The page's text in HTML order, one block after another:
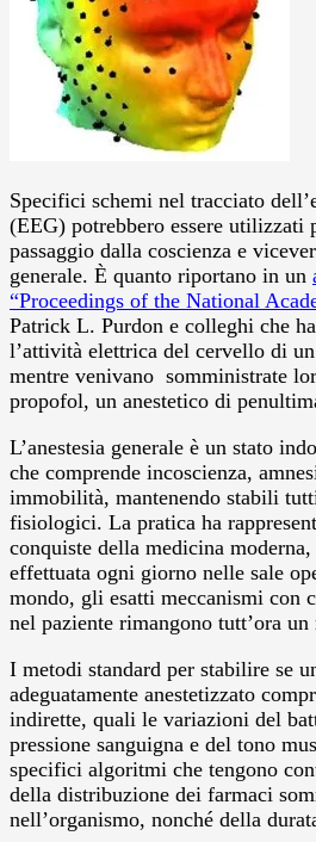
Specifici schemi nel tracciato
(EEG) potrebbero essere utilizzati
passaggio dalla coscienza e
generale. È quanto riportano in un
“Proceedings of the National
Patrick L. Purdon e colleghi che
l’attività elettrica del cervello di
mentre venivano somministrate
propofol, un anestetico di
L’anestesia generale è un stato
che comprende incoscienza,
immobilità, mantenendo stabili
fisiologici. La pratica ha
conquiste della medicina moderna,
effettuata ogni giorno nelle sale
mondo, gli esatti meccanismi con
nel paziente rimangono tutt’ora un
I metodi standard per stabilire se
adeguatamente anestetizzato
indirette, quali le variazioni del
pressione sanguigna e del tono
specifici algoritmi che tengono
della distribuzione dei farmaci
nell’organismo, nonché della